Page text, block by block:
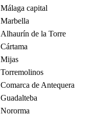
Málaga capital
Marbella
Alhaurín de la Torre
Cártama
Mijas
Torremolinos
Comarca de Antequera
Guadalteba
Nororma